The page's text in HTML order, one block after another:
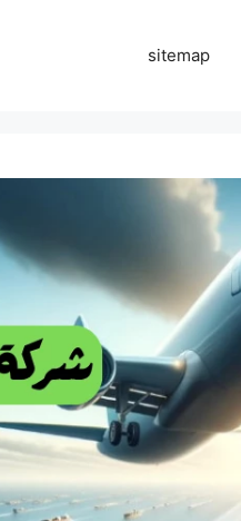
sitemap